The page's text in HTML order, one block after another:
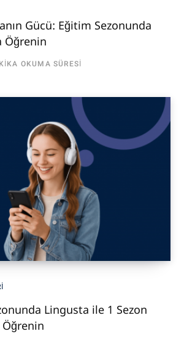
Gücü: Eğitim Sezonunda
Öğrenin
OKUMA SÜRESI
Lingusta ile 1 Sezon